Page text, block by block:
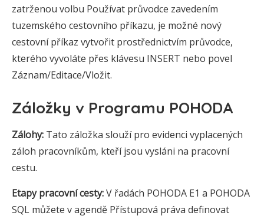
zatrženou volbu Používat průvodce zavedením
tuzemského cestovního příkazu, je možné nový
cestovní příkaz vytvořit prostřednictvím průvodce,
kterého vyvoláte přes klávesu INSERT nebo povel
Záznam/Editace/Vložit.
Záložky v Programu POHODA
Zálohy: Tato záložka slouží pro evidenci vyplacených
záloh pracovníkům, kteří jsou vysláni na pracovní
cestu.
Etapy pracovní cesty:V řadách POHODA E1 a POHODA
SQL můžete v agendě Přístupová práva definovat